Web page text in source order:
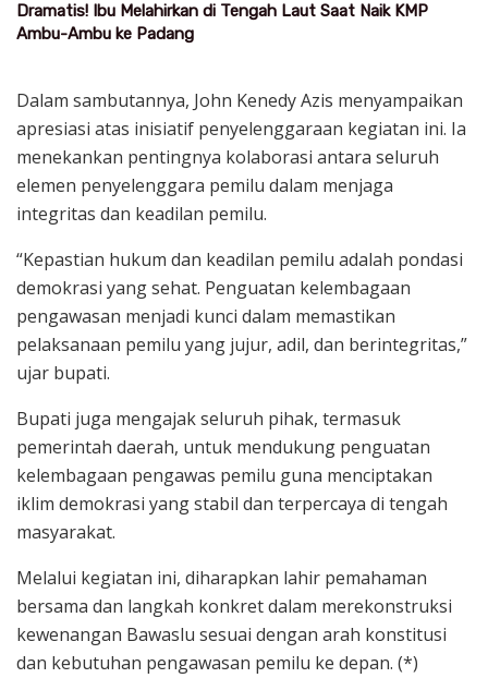
Dramatis! Ibu Melahirkan di Tengah Laut Saat Naik KMP
Ambu-Ambu ke Padang
Dalam sambutannya, John Kenedy Azis menyampaikan
apresiasi atas inisiatif penyelenggaraan kegiatan ini. Ia
menekankan pentingnya kolaborasi antara seluruh
elemen penyelenggara pemilu dalam menjaga
integritas dan keadilan pemilu.
“Kepastian hukum dan keadilan pemilu adalah pondasi
demokrasi yang sehat. Penguatan kelembagaan
pengawasan menjadi kunci dalam memastikan
pelaksanaan pemilu yang jujur, adil, dan berintegritas,”
ujar bupati.
Bupati juga mengajak seluruh pihak, termasuk
pemerintah daerah, untuk mendukung penguatan
kelembagaan pengawas pemilu guna menciptakan
iklim demokrasi yang stabil dan terpercaya di tengah
masyarakat.
Melalui kegiatan ini, diharapkan lahir pemahaman
bersama dan langkah konkret dalam merekonstruksi
kewenangan Bawaslu sesuai dengan arah konstitusi
dan kebutuhan pengawasan pemilu ke depan. (*)